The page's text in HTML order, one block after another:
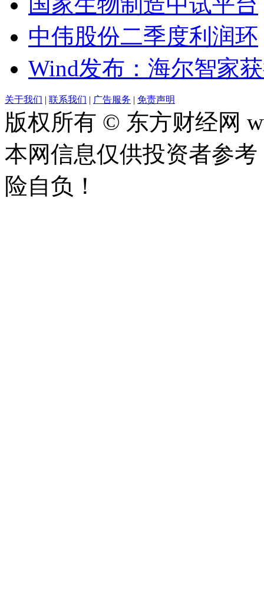
中伟股份二季度利润环
Wind发布：海尔智家
关于我们 | 联系我们 | 广告服务 | 免责声明
版权所有 © 东方财经网
本网信息仅供投资者参
险自负！